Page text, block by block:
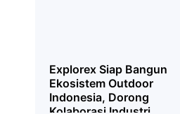
Explorex Siap Bangun
Ekosistem Outdoor
Indonesia, Dorong
Kolaborasi Industri